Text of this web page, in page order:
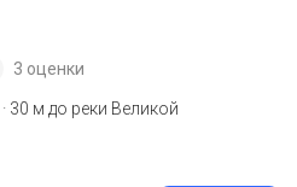
3 оценки
· 30 м до реки Великой